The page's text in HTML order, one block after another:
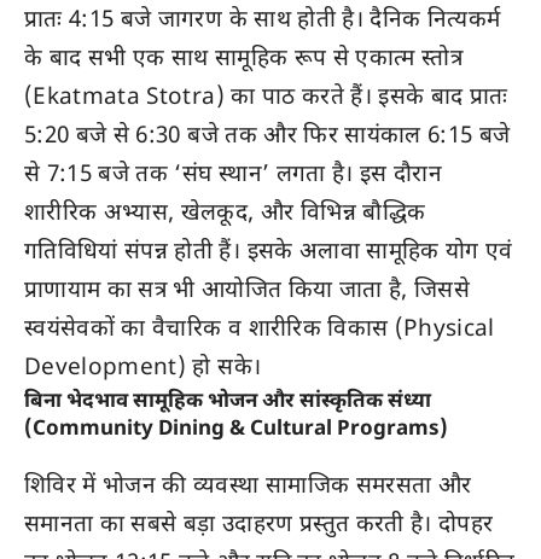
प्रातः 4:15 बजे जागरण के साथ होती है। दैनिक नित्यकर्म
के बाद सभी एक साथ सामूहिक रूप से एकात्म स्तोत्र
(Ekatmata Stotra) का पाठ करते हैं। इसके बाद प्रातः
5:20 बजे से 6:30 बजे तक और फिर सायंकाल 6:15 बजे
से 7:15 बजे तक ‘संघ स्थान’ लगता है। इस दौरान
शारीरिक अभ्यास, खेलकूद, और विभिन्न बौद्धिक
गतिविधियां संपन्न होती हैं। इसके अलावा सामूहिक योग एवं
प्राणायाम का सत्र भी आयोजित किया जाता है, जिससे
स्वयंसेवकों का वैचारिक व शारीरिक विकास (Physical
Development) हो सके।
बिना भेदभाव सामूहिक भोजन और सांस्कृतिक संध्या
(Community Dining & Cultural Programs)
शिविर में भोजन की व्यवस्था सामाजिक समरसता और
समानता का सबसे बड़ा उदाहरण प्रस्तुत करती है। दोपहर